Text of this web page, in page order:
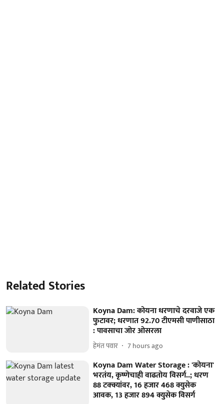
Related Stories
Koyna Dam: कोयना धरणाचे दरवाजे एक
फुटावर; धरणात 92.70 टीएमसी पाणीसाठा
: पावसाचा जोर ओसरला
हेमंत पवार 7 hours ago
Koyna Dam Water Storage : 'कोयना'
भरतंय, कृष्णेचाही वाढतोय विसर्ग..; धरण
88 टक्क्यांवर, 16 हजार 468 क्युसेक
आवक, 13 हजार 894 क्युसेक विसर्ग